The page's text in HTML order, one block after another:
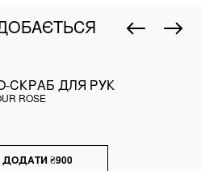
ТАТУ З СЕНСАМИ
ДОДАТИ ₴250
СКРАБ ДЛЯ РУК
ROSE
ДОДАТИ ₴900
& СOOLING GEL
MIX
₴690
ДЛЯ ВОЛОССЯ
₴594₴990